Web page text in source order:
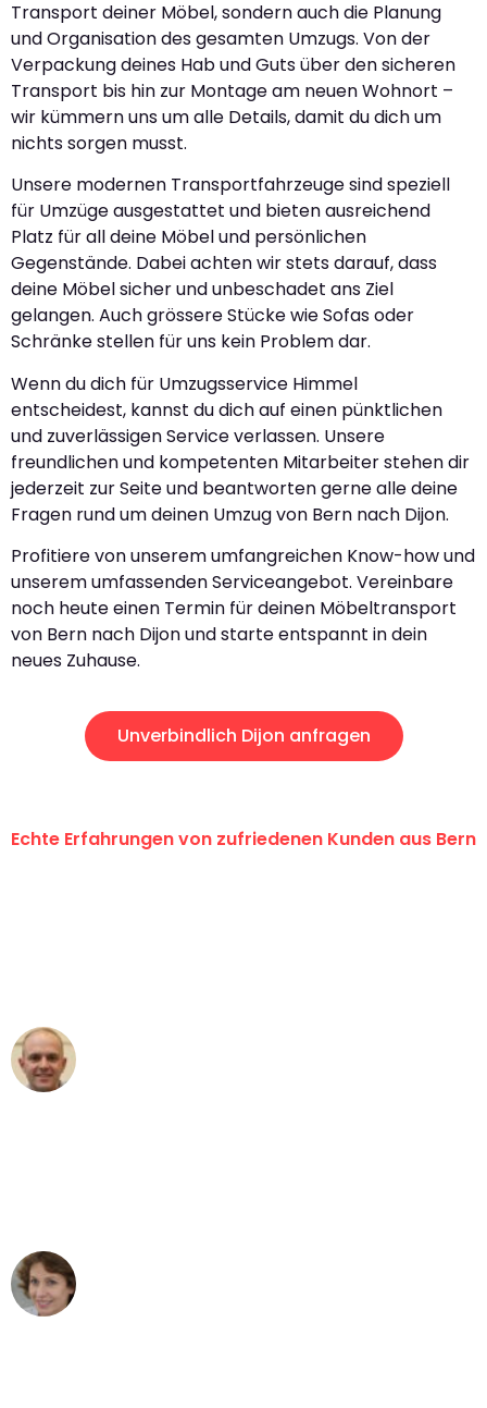
Transport deiner Möbel, sondern auch die Planung
und Organisation des gesamten Umzugs. Von der
Verpackung deines Hab und Guts über den sicheren
Transport bis hin zur Montage am neuen Wohnort –
wir kümmern uns um alle Details, damit du dich um
nichts sorgen musst.
Unsere modernen Transportfahrzeuge sind speziell
für Umzüge ausgestattet und bieten ausreichend
Platz für all deine Möbel und persönlichen
Gegenstände. Dabei achten wir stets darauf, dass
deine Möbel sicher und unbeschadet ans Ziel
gelangen. Auch grössere Stücke wie Sofas oder
Schränke stellen für uns kein Problem dar.
Wenn du dich für Umzugsservice Himmel
entscheidest, kannst du dich auf einen pünktlichen
und zuverlässigen Service verlassen. Unsere
freundlichen und kompetenten Mitarbeiter stehen dir
jederzeit zur Seite und beantworten gerne alle deine
Fragen rund um deinen Umzug von Bern nach Dijon.
Profitiere von unserem umfangreichen Know-how und
unserem umfassenden Serviceangebot. Vereinbare
noch heute einen Termin für deinen Möbeltransport
von Bern nach Dijon und starte entspannt in dein
neues Zuhause.
Unverbindlich Dijon anfragen
Echte Erfahrungen von zufriedenen Kunden aus Bern